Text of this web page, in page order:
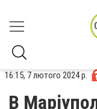
16:15, 7 лютого 2024 р.
В